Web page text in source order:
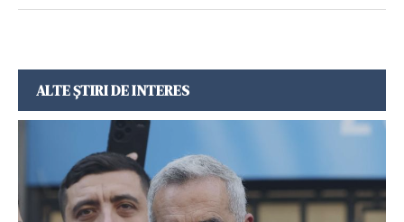
ALTE ȘTIRI DE INTERES